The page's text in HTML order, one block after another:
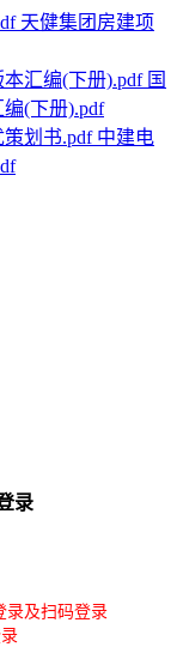
天健集团房建项
国
(下册).pdf
中建电
录
录及扫码登录